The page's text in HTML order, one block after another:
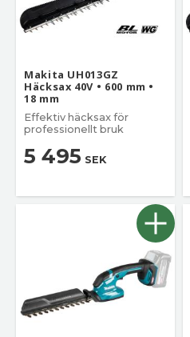
Makita UH013GZ
Häcksax 40V • 600 mm •
18 mm
Effektiv häcksax för
professionellt bruk
5 495 SEK